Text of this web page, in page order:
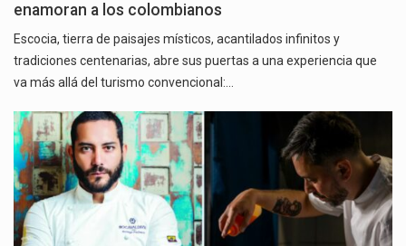
enamoran a los colombianos
Escocia, tierra de paisajes místicos, acantilados infinitos y
tradiciones centenarias, abre sus puertas a una experiencia que
va más allá del turismo convencional:…